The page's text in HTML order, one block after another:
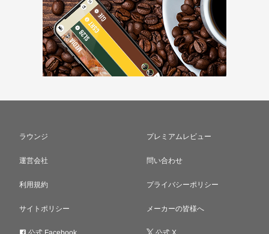
ラウンジ プレミアムレビュー
運営会社 問い合わせ
利用規約 プライバシーポリシー
サイトポリシー メーカーの皆様へ